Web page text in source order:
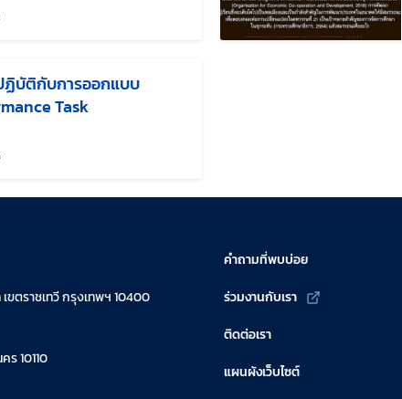
ฏิบัติกับการออกแบบ
Task
แก้ไขล่าสุดเมื่อ:
ตราชเทวี กรุงเทพฯ 10400
10110
คำถามที่พบบ่อย
ร่วมงานกับเรา
ติดต่อเรา
แผนผังเว็บไซต์